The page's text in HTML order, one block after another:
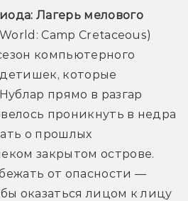
Лагерь мелового
Camp Cretaceous)
компьютерного
которые
прямо в разгар
проникнуть в недра
о прошлых
закрытом острове.
от опасности —
оказаться лицом к лицу